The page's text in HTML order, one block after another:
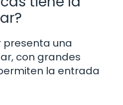
presenta una
con grandes
la entrada